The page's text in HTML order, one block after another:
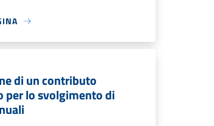
di un contributo
per lo svolgimento di